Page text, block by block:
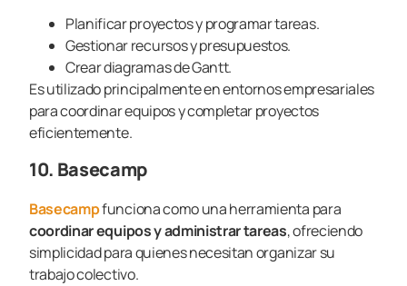
Planificar proyectos y programar tareas.
Gestionar recursos y presupuestos.
Crear diagramas de Gantt.
Es utilizado principalmente en entornos empresariales
para coordinar equipos y completar proyectos
eficientemente.
10. Basecamp
Basecampfunciona como una herramienta para
coordinar equipos y administrar tareas, ofreciendo
simplicidad para quienes necesitan organizar su
trabajo colectivo.